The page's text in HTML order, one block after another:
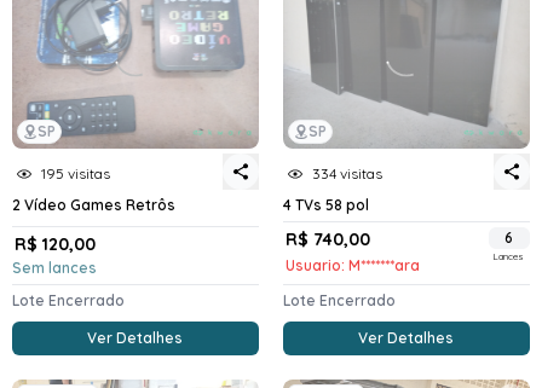
SP
195 visitas
2 Vídeo Games Retrôs
R$ 120,00
Sem lances
Lote Encerrado
Ver Detalhes
SP
334 visitas
4 TVs 58 pol
R$ 740,00
Usuario: M*******ara
6
Lances
Lote Encerrado
Ver Detalhes